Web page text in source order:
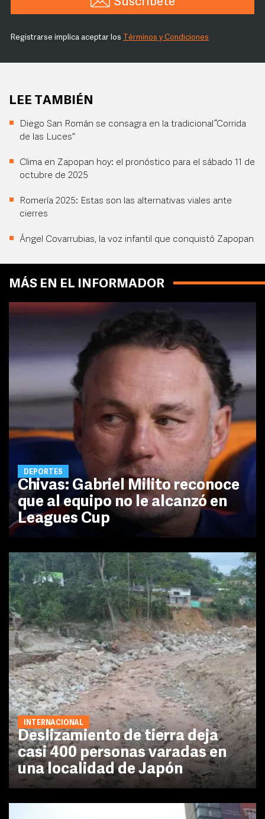
Registrarse implica aceptar los Términos y Condiciones
LEE TAMBIÉN
Diego San Román se consagra en la tradicional “Corrida
de las Luces”
Clima en Zapopan hoy: el pronóstico para el sábado 11 de
octubre de 2025
Romería 2025: Estas son las alternativas viales ante
cierres
Ángel Covarrubias, la voz infantil que conquistó Zapopan
MÁS EN EL INFORMADOR
DEPORTES
Chivas: Gabriel Milito reconoce
que al equipo no le alcanzó en
Leagues Cup
INTERNACIONAL
Deslizamiento de tierra deja
casi 400 personas varadas en
una localidad de Japón